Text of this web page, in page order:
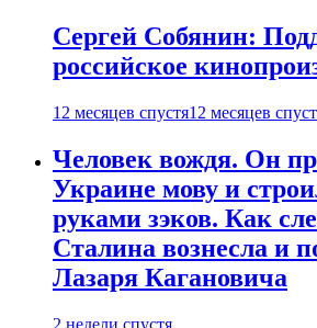
Сергей Собянин:
российское
12 месяцев спустя12 месяцев
Человек вождя. Он
Украине мову и
руками зэков. Как
Сталина вознесла и
Лазаря Кагановича
2 недели спустя